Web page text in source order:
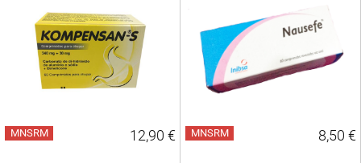
MNSRM 12,90 € MNSRM 8,50 €